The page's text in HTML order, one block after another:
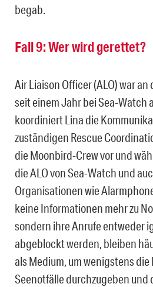
begab.
Fall 9: Wer wird gerettet?
Air Liaison Officer (ALO) war an
seit einem Jahr bei Sea-Watch
koordiniert Lina die
zuständigen Rescue
die Moonbird-Crew vor und
die ALO von Sea-Watch und
Organisationen wie
keine Informationen mehr zu
sondern ihre Anrufe entweder
abgeblockt werden, bleiben
als Medium, um wenigstens
Seenotfälle durchzugeben und